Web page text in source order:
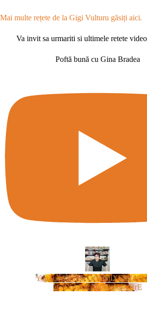
Mai multe rețete de la Gigi Vulturu găsiți aici.
Va invit sa urmariti si ultimele retete
Poftă bună cu Gina Bradea
YouTube Video
zC8XosTw_huaQwN_rBrE